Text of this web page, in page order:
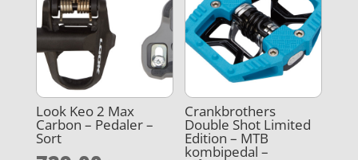
Look Keo 2 Max
Carbon – Pedaler –
Sort
Crankbrothers
Double Shot Limited
Edition – MTB
kombipedal –